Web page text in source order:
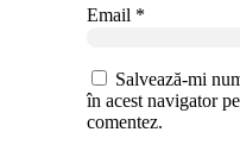
Email *
Salvează-mi
în acest navigator
comentez.